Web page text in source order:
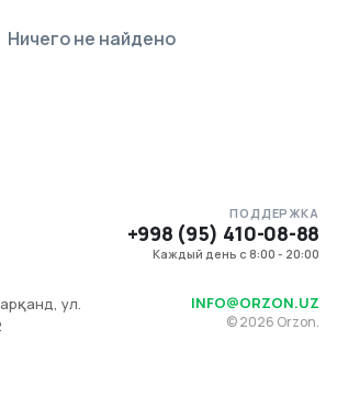
Ничего не найдено
ПОДДЕРЖКА
+998 (95) 410-08-88
Каждый день с 8:00 - 20:00
ул.
INFO@ORZON.UZ
©2026 Orzon.